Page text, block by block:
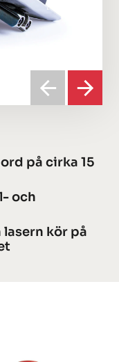
på cirka 15
och
lasern kör på